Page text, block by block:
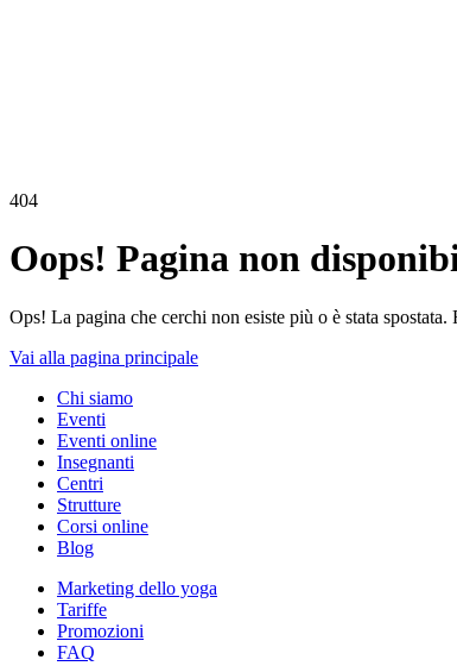
404
Oops! Pagina non
Ops! La pagina che cerchi non esiste più o è stata
Vai alla pagina principale
Chi siamo
Eventi
Eventi online
Insegnanti
Centri
Strutture
Corsi online
Blog
Marketing dello yoga
Tariffe
Promozioni
FAQ